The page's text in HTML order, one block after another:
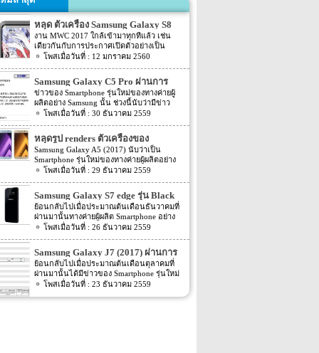
หลุด ตัวเครื่อง Samsung Galaxy S8
จากภาพเรนเดอร์ของผู้ผลิตเคส
งาน MWC 2017 ใกล้เข้ามาทุกทีแล้ว เช่น
เดียวกันกับการประกาศเปิดตัวอย่างเป็น
ทางการของมือถือเรือธงจากค่าย Samsung
เช่นเดียวกัน แต่ก่อนจะถึงเวลาเปิดตัวจริง
ข่าวสารข่าวลือข่าวหลอกข่าวลวงก็จะถาโถม
ให้เราต้องเสพข่าวกันอย่างไม่ลืมหูลืมตากัน
เลยทีเดียว แถมยังต้องคอยลุ้นว่าตัวจริงจะออก
มาเหมือนอย่างที่ข่าวต่างๆ ออกมาหรือไม่
Ghostek ผู้ผลิตเคสมือถือได้ปล่อยภาพเคสกัน
กระแทกอะตอมมิคช็อค Atomic Shock
สำหรับ Samsung Galaxy S8 และมีภาพตัว
เครื่อง S8 อยู่ในเคสอีกด้วย ในขณะที่ผู้ผลิต
เคสไม่มีข้อมูลที่แท้จริงของตัวเครื่องอย่างวัสดุ
ที่ใช้และการออกแบบ แต่พวกเขาต้องรู้ขนาด
ที่แท้จริงของตัวเครื่องให้ได้ว่าเท่าไหร่กันแน่
เพื่อที่จะควบคุมการออกแบบสินค้าของตัวเอง
ต่อไป ภาพเรนเดอร์นี้บ่งบอกถึงของอันโค้ง
มนของ Galaxy S8 มาพร้อมกับช่องว่างขนาด
ใหญ่ที่เว้นให้กับหน่วยกล้องหลังของตัวเครื่อง
แต่ช่องว่างขนาดใหญ่ของเคสที่เรนเดอร์ออก
มานี้ก็เพียงพอที่จะรองรับกล้องคู่ของ S8 ได้
ถ้าหากว่าตัวเครื่องจริงมีกล้องคู่ ตัวเครื่องด้าน
หน้าที่เรนเดอร์ก็น่าสนใจไม่แพ้กัน ในภาพบ่ง
บอกว่าไม่มีปุ่มต่างๆ ใต้หน้าจอเลย ซึ่งหมายถึง
12 มกราคม 2560
Samsung Galaxy C5 Pro ผ่านการ
ตรวจสอบจาก TENAA แล้ว
ข่าวของ Smartphone รุ่นใหม่ของทางค่ายผู้
ผลิตอย่าง Samsung นั้น ช่วงนี้นับว่ามีข่าว
ออกมาหลายต่อหลายข่าวมาก โดยล่าสุดนี้ก็มี
สำหรับข่าวล่าสุดของ Samsung นี้นั้น ตาม
ข่าวระบุว่า Smartphone รุ่นใหม่ของทางค่ายผู้
ผลิตอย่าง Samsung อย่างรุ่น Samsung Galaxy
C5 Pro นั้นได้ผ่านการตรวจสอบจาก TENAA
แล้ว โดยก่อนหน้านี้ไม่นานนั้นก็มี 2 รุ่นใหม่
ของทาง Samsung อย่าง Samsung Galaxy C7
Pro และ Galaxy C5 Pro (SM-C5010) นั้นก็พึ่ง
ผ่านการตรวจสอบจาก TENAA ไปไม่นานนี้
เอง อีกทั้งตามข่าวนี้ยังได้เปิดเผย Spec ภายใน
ตัวเครื่องออกมาอีกด้วย โดย Spec ของตัว
เครื่องตามข่าวระบุว่า Samsung Galaxy C5
Pro นี้นี้จะมาพร้อมกับ Chipset ที่ขับเคลื่อนตัว
เครื่องอย่าง Snapdragon […]
30 ธันวาคม 2559
หลุดรูป renders ตัวเครื่องของ
Samsung Galaxy A5 (2017)
Samsung Galaxy A5 (2017) นับว่าเป็น
Smartphone รุ่นใหม่ของทางค่ายผู้ผลิตอย่าง
Samsung ที่ก่อนหน้านี้นั้นมีข่าวในการพัฒนา
เดือนแล้ว หลังจากนั้นเมื่อเดือนสิงหาคมที่
ผ่านมานั้นตัวเครื่องก็มีค่า benchmark ถูกเปิด
เผยออกมาให้แฟนๆ ทราบกันแล้ว หลังจาก
นั้นเมื่อเดือนตุลาคมที่ผ่านมานั้นก็มีข่าวออก
มาอีกครั้ง โดยตามข่าวระบุว่าตัวเครื่องนั้น
ผ่านการตรวจสอบจาก WiFi certified แล้ว ต่อ
มาก็มีรูปตัวเครื่องเปิดเผยออกมาอีกครั้ง จาก
นั้นก็มีข่าวต่างๆ ของ Samsung Galaxy A5
(2017) ถูกเปิดเผยออกมาหลายต่อหลายข่าว
มาก จนหลายๆ คนคิดว่าจะถูกเปิดตัวออกมา
ในไม่ช้านี้ แต่ล่าสุดนี้กลับมีข่าวของ
Samsung Galaxy A5 (2017) ออกมาอีกครั้ง
29 ธันวาคม 2559
Samsung Galaxy S7 edge รุ่น Black
Pearl เข้าอินเดียเดือนหน้า
ย้อนกลับไปเมื่อประมาณต้นเดือนธันวาคมที่
ผ่านมานั้นทางค่ายผู้ผลิต Smartphone อย่าง
Samsung นั้นได้เปิดตัวรุ่นใหม่ของ Samsung
edge รุ่น Black Pearl ออกมาแล้ว จากนั้นทาง
Samsung เองก็เลือกวางจำหน่ายในประเทศ
South Korea เป็นที่แรก จากนั้นก็ไม่มีข่าวใดๆ
ออกมาอีก แต่ล่าสุดนี้กลับมีข่าวของ
Samsung Galaxy S7 edge รุ่น Black Pearl
ออกมาอีกครั้ง โดยข่าวคร่าวล่าสุดของ
26 ธันวาคม 2559
Samsung Galaxy J7 (2017) ผ่านการ
ตรวจสอบ Bluetooth certified แล้ว
ย้อนกลับไปเมื่อประมาณต้นเดือนตุลาคมที่
ผ่านมานั้นได้มีข่าวของ Smartphone รุ่นใหม่
ของทางค่ายผู้ผลิตอย่าง Samsung อย่างรุ่น
23 ธันวาคม 2559